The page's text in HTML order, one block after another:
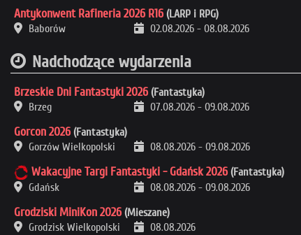
Antykonwent Rafineria 2026 R16 (LARP i RPG)
Baborów
02.08.2026 - 08.08.2026
Nadchodzące wydarzenia
Brzeskie Dni Fantastyki 2026 (Fantastyka)
Brzeg
07.08.2026 - 09.08.2026
Gorcon 2026 (Fantastyka)
Gorzów Wielkopolski
08.08.2026 - 09.08.2026
Wakacyjne Targi Fantastyki - Gdańsk 2026 (Fantastyka)
Gdańsk
08.08.2026 - 09.08.2026
Grodziski MiniKon 2026 (Mieszane)
Grodzisk Wielkopolski
08.08.2026